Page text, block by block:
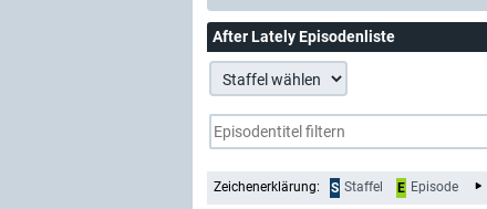
After Lately Episodenliste
Zeichenerklärung: S Staffel E Episode